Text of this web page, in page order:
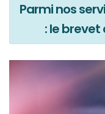
Parmi nos
: le brevet